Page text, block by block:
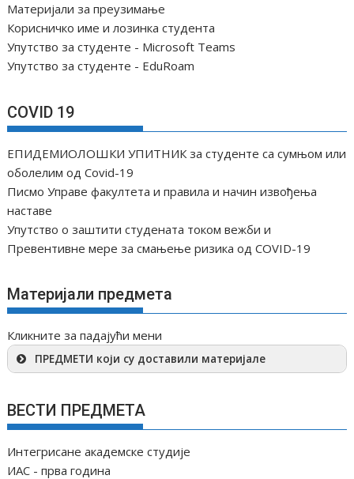
Материјали за преузимање
Корисничко име и лозинка студента
Упутство за студенте - Microsoft Teams
Упутство за студенте - EduRoam
COVID 19
ЕПИДЕМИОЛОШКИ УПИТНИК за студенте са сумњом или
оболелим од Covid-19
Писмо Управе факултета и правила и начин извођења
наставе
Упутство о заштити студената током вежби и
Превентивне мере за смањење ризика од COVID-19
Материјали предмета
Кликните за падајући мени
ПРЕДМЕТИ који су доставили материјале
ВЕСТИ ПРЕДМЕТА
Интегрисане академске студије
ИАС - прва година